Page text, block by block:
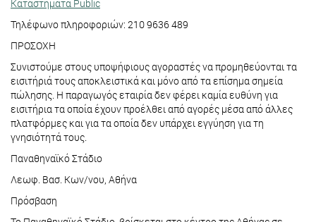
Kαταστήματα Public
Τηλέφωνο πληροφοριών: 210 9636 489
ΠΡΟΣΟΧΗ
Συνιστούμε στους υποψήφιους αγοραστές να προμηθεύονται τα
εισιτήριά τους αποκλειστικά και μόνο από τα επίσημα σημεία
πώλησης. Η παραγωγός εταιρία δεν φέρει καμία ευθύνη για
εισιτήρια τα οποία έχουν προέλθει από αγορές μέσα από άλλες
πλατφόρμες και για τα οποία δεν υπάρχει εγγύηση για τη
γνησιότητά τους.
Παναθηναϊκό Στάδιο
Λεωφ. Βασ. Κων/νου, Αθήνα
Πρόσβαση